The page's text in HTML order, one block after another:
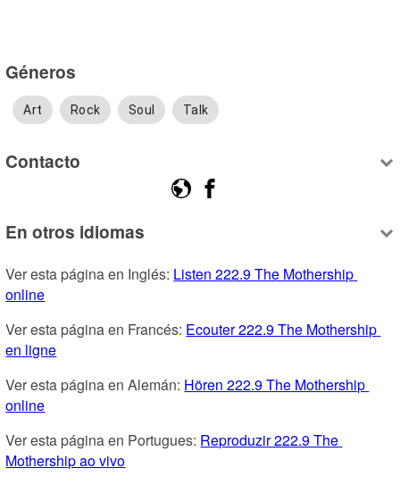
Géneros
Art Rock Soul Talk
Contacto
En otros idiomas
Ver esta página en Inglés: Listen 222.9 The Mothership
online
Ver esta página en Francés: Ecouter 222.9 The Mothership
en ligne
Ver esta página en Alemán: Hören 222.9 The Mothership
online
Ver esta página en Portugues: Reproduzir 222.9 The
Mothership ao vivo